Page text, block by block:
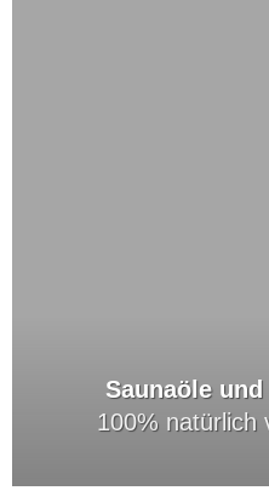
Saunaöle
100% natürlich